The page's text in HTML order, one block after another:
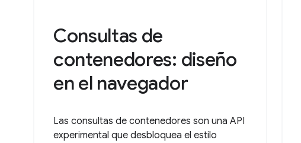
Consultas de
contenedores: diseño
en el navegador
Las consultas de contenedores son una API
experimental que desbloquea el estilo